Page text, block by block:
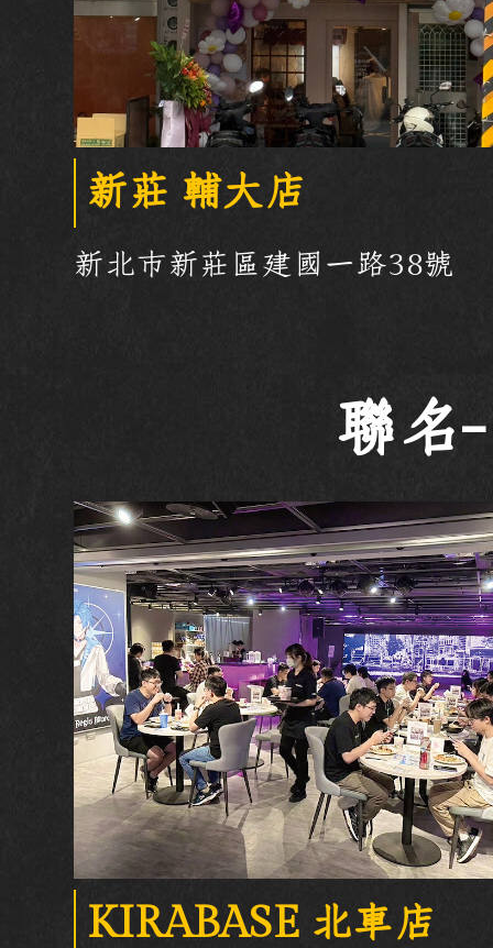
新莊 輔大店
新北市新莊區建國一路38號
聯名
KIRABASE 北車店